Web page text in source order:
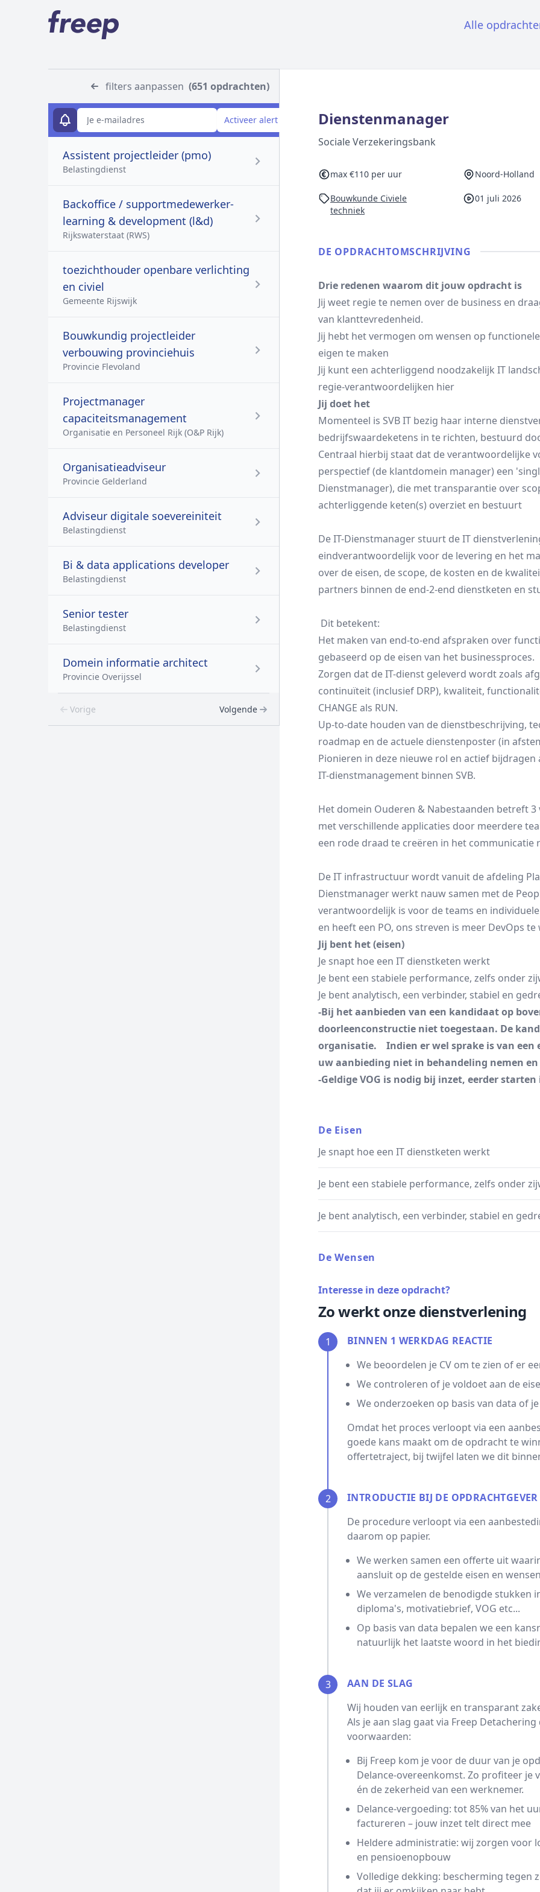
Alle
filters aanpassen (651 opdrachten)
E-mailadres
Activeer alert
Assistent projectleider (pmo)
Belastingdienst
Backoffice / supportmedewerker-
learning & development (l&d)
Rijkswaterstaat (RWS)
toezichthouder openbare verlichting
en civiel
Gemeente Rijswijk
Bouwkundig projectleider
verbouwing provinciehuis
Provincie Flevoland
Projectmanager
capaciteitsmanagement
Organisatie en Personeel Rijk (O&P Rijk)
Organisatieadviseur
Provincie Gelderland
Adviseur digitale soevereiniteit
Belastingdienst
Bi & data applications developer
Belastingdienst
Senior tester
Belastingdienst
Domein informatie architect
Provincie Overijssel
Vorige Volgende
Dienstenmanager
Sociale Verzekeringsbank
max €110 per uur Noord-Holland
Bouwkunde Civiele
techniek
01 juli 2026
DE OPDRACHT­OMSCHRIJVING
Drie redenen waarom dit jouw opdracht is
Jij weet regie te nemen over de business en
van klanttevredenheid.
Jij hebt het vermogen om wensen op
eigen te maken
Jij kunt een achterliggend noodzakelijk IT
regie-verantwoordelijken hier
Jij doet het
Momenteel is SVB IT bezig haar interne
bedrijfswaardeketens in te richten, bestuurd
Centraal hierbij staat dat de verantwoordelijke
perspectief (de klantdomein manager) een
Dienstmanager), die met transparantie over
achterliggende keten(s) overziet en bestuurt
De IT-Dienstmanager stuurt de IT
eindverantwoordelijk voor de levering en het
over de eisen, de scope, de kosten en de
partners binnen de end-2-end dienstketen en
Dit betekent:
Het maken van end-to-end afspraken over
gebaseerd op de eisen van het businessproces.
Zorgen dat de IT-dienst geleverd wordt zoals
continuïteit (inclusief DRP), kwaliteit,
CHANGE als RUN.
Up-to-date houden van de dienstbeschrijving,
roadmap en de actuele dienstenposter (in
Pionieren in deze nieuwe rol en actief
IT-dienstmanagement binnen SVB.
Het domein Ouderen & Nabestaanden betreft
met verschillende applicaties door meerdere
een rode draad te creëren in het
De IT infrastructuur wordt vanuit de afdeling
Dienstmanager werkt nauw samen met de
verantwoordelijk is voor de teams en
en heeft een PO, ons streven is meer DevOps
Jij bent het (eisen)
Je snapt hoe een IT dienstketen werkt
Je bent een stabiele performance, zelfs onder
Je bent analytisch, een verbinder, stabiel en
-Bij het aanbieden van een kandidaat op
doorleenconstructie niet toegestaan. De
organisatie. Indien er wel sprake is van een
uw aanbieding niet in behandeling nemen
-Geldige VOG is nodig bij inzet, eerder
De Eisen
Je snapt hoe een IT dienstketen werkt
Je bent een stabiele performance, zelfs onder
Je bent analytisch, een verbinder, stabiel en
De Wensen
Interesse in deze opdracht?
Zo werkt onze dienstverlening
1
BINNEN 1 WERKDAG REACTIE
We beoordelen je CV om te zien of er
We controleren of je voldoet aan de
We onderzoeken op basis van data of
Omdat het proces verloopt via een
goede kans maakt om de opdracht te
offertetraject, bij twijfel laten we dit
2
INTRODUCTIE BIJ DE OPDRACHTGEVER
De procedure verloopt via een
daarom op papier.
We werken samen een offerte uit
aansluit op de gestelde eisen en
We verzamelen de benodigde stukken
diploma's, motivatiebrief, VOG etc...
Op basis van data bepalen we een
natuurlijk het laatste woord in het
3
AAN DE SLAG
Wij houden van eerlijk en transparant
Als je aan slag gaat via Freep
voorwaarden:
Bij Freep kom je voor de duur van je
Delance-overeenkomst. Zo profiteer je
én de zekerheid van een werknemer.
Delance-vergoeding: tot 85% van het
factureren – jouw inzet telt direct mee
Heldere administratie: wij zorgen voor
en pensioenopbouw
Volledige dekking: bescherming tegen